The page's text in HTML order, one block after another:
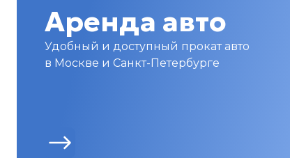
Аренда авто
Удобный и доступный прокат авто
в Москве и Санкт-Петербурге